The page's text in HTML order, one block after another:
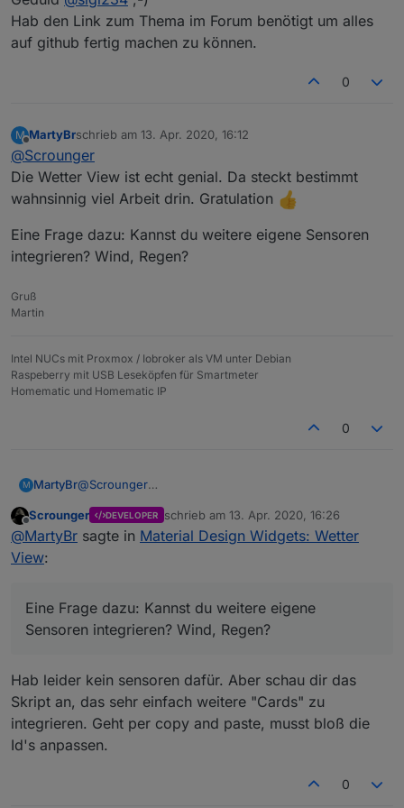
Hab den Link zum Thema im Forum benötigt um alles
auf github fertig machen zu können.
0
M
Offline
MartyBrschrieb am 13. Apr. 2020, 16:12
zuletzt editiert von
@Scrounger
Die Wetter View ist echt genial. Da steckt bestimmt
wahnsinnig viel Arbeit drin. Gratulation
Eine Frage dazu: Kannst du weitere eigene Sensoren
integrieren? Wind, Regen?
Gruß
Martin
Intel NUCs mit Proxmox / Iobroker als VM unter Debian
Raspeberry mit USB Leseköpfen für Smartmeter
Homematic und Homematic IP
0
M MartyBr@Scrounger
wahnsinnig viel Arbeit drin. Gratulation
Eine Frage dazu: Kannst du weitere eigene Sensoren
integrieren? Wind, Regen?
Offline
Scrounger DEVELOPER schrieb am 13. Apr. 2020, 16:26
zuletzt editiert von
@MartyBr sagte in Material Design Widgets: Wetter
View:
Eine Frage dazu: Kannst du weitere eigene
Sensoren integrieren? Wind, Regen?
Hab leider kein sensoren dafür. Aber schau dir das
Skript an, das sehr einfach weitere "Cards" zu
integrieren. Geht per copy and paste, musst bloß die
Id's anpassen.
0